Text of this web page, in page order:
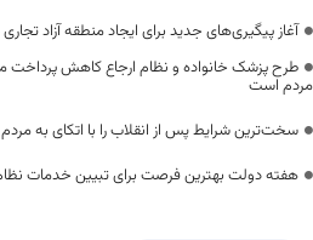
آغاز پیگیری‌های جدید برای ایجاد منطقه آزاد
طرح پزشک خانواده و نظام ارجاع کاهش پرداخت
مردم است
سخت‌ترین شرایط پس از انقلاب را با اتکای به
هفته دولت بهترین فرصت برای تبیین خدمات